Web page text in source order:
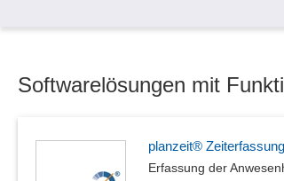
Prüfpläne
Qualitätskontrolle
Stillstandserkennung
Softwarelösungen mit
planzeit®
Erfassung der